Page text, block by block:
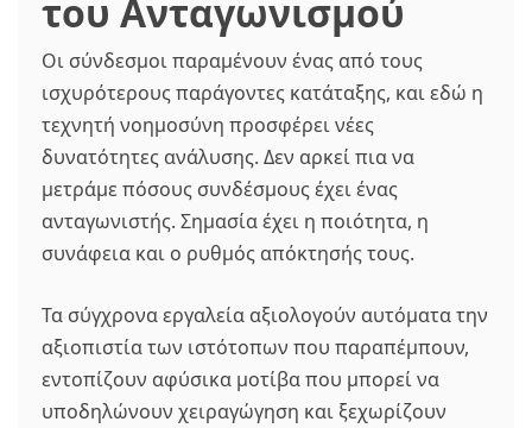
του Ανταγωνισμού
Οι σύνδεσμοι παραμένουν ένας από τους
ισχυρότερους παράγοντες κατάταξης, και εδώ η
τεχνητή νοημοσύνη προσφέρει νέες
δυνατότητες ανάλυσης. Δεν αρκεί πια να
μετράμε πόσους συνδέσμους έχει ένας
ανταγωνιστής. Σημασία έχει η ποιότητα, η
συνάφεια και ο ρυθμός απόκτησής τους.
Τα σύγχρονα εργαλεία αξιολογούν αυτόματα την
αξιοπιστία των ιστότοπων που παραπέμπουν,
εντοπίζουν αφύσικα μοτίβα που μπορεί να
υποδηλώνουν χειραγώγηση και ξεχωρίζουν